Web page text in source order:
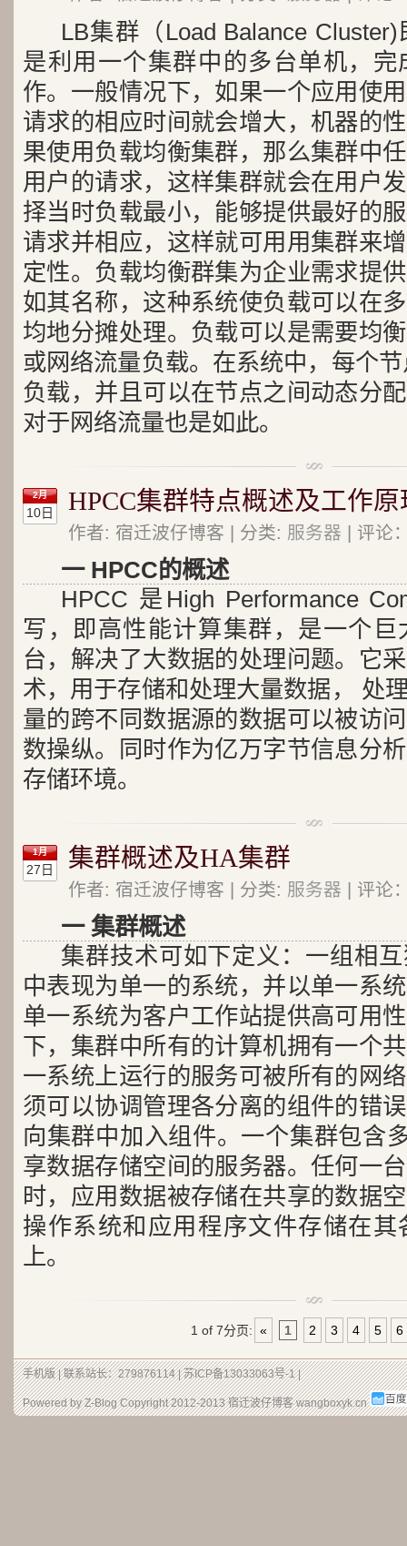
LB集群（Load Balance
是利用一个集群中的多台单机，
作。一般情况下，如果一个应用使
请求的相应时间就会增大，机器的
果使用负载均衡集群，那么集群中
用户的请求，这样集群就会在用户
择当时负载最小，能够提供最好的
请求并相应，这样就可用用集群来
定性。负载均衡群集为企业需求提
如其名称，这种系统使负载可以在
均地分摊处理。负载可以是需要均
或网络流量负载。在系统中，每个
负载，并且可以在节点之间动态分
对于网络流量也是如此。
2月
10日 HPCC集群特点概述及工作原
作者: 宿迁波仔博客 | 分类: 服务器 | 评论
一 HPCC的概述
HPCC 是High Performance
写，即高性能计算集群，是一个
台，解决了大数据的处理问题。它
术，用于存储和处理大量数据， 处
量的跨不同数据源的数据可以被访
数操纵。同时作为亿万字节信息分
存储环境。
1月
27日 集群概述及HA集群
作者: 宿迁波仔博客 | 分类: 服务器 | 评论
一 集群概述
集群技术可如下定义：一组相
中表现为单一的系统，并以单一系
单一系统为客户工作站提供高可用
下，集群中所有的计算机拥有一个
一系统上运行的服务可被所有的网
须可以协调管理各分离的组件的错
向集群中加入组件。一个集群包含
享数据存储空间的服务器。任何一
时，应用数据被存储在共享的数据
操作系统和应用 程序文件存储在
上。
1 of 7分页: « 1 2 3 4 5 6
手机版| 联系站长：279876114 |苏ICP备13033063号-1|
Powered by Z-Blog Copyright 2012-2013宿迁波仔博客wangboxyk.cn